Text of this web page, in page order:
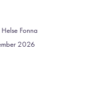
Fonna
2026